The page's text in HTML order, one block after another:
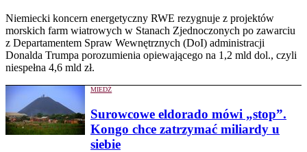
Niemiecki koncern energetyczny RWE rezygnuje z projektów
morskich farm wiatrowych w Stanach Zjednoczonych po zawarciu
z Departamentem Spraw Wewnętrznych (DoI) administracji
Donalda Trumpa porozumienia opiewającego na 1,2 mld dol., czyli
niespełna 4,6 mld zł.
MIEDŹ
Surowcowe eldorado mówi „stop”.
Kongo chce zatrzymać miliardy u
siebie